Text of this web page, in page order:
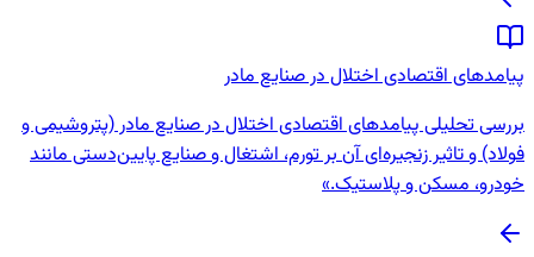
پیامدهای اقتصادی اختلال در صنایع مادر
بررسی تحلیلی پیامدهای اقتصادی اختلال در صنایع مادر (پتروشیمی و
فولاد) و تاثیر زنجیره‌ای آن بر تورم، اشتغال و صنایع پایین‌دستی مانند
خودرو، مسکن و پلاستیک.»